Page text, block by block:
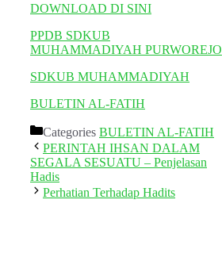
DOWNLOAD DI SINI
PPDB SDKUB
MUHAMMADIYAH PURWOREJO
SDKUB MUHAMMADIYAH
BULETIN AL-FATIH
Categories BULETIN AL-FATIH
PERINTAH IHSAN DALAM
SEGALA SESUATU – Penjelasan
Hadis
Perhatian Terhadap Hadits